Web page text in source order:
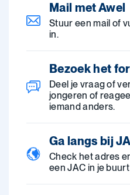
Mail met Awel
Stuur een mail of
in.
Bezoek het
Deel je vraag of
jongeren of
iemand anders.
Ga langs bij
Check het adres
een JAC in je buurt